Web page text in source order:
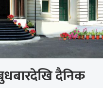
दैनिक